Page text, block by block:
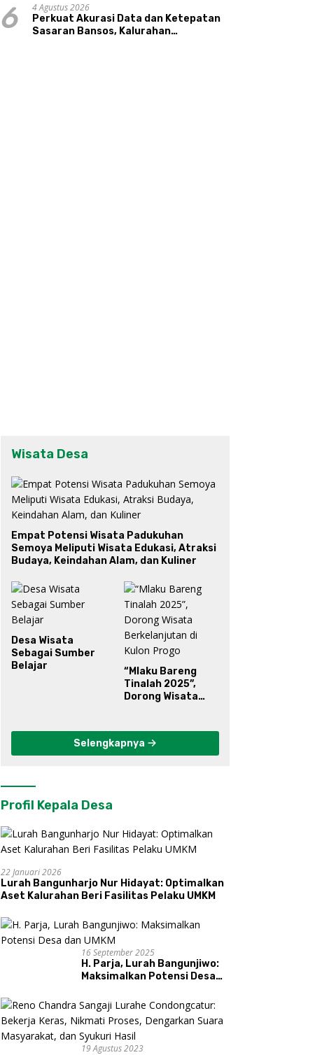
Sakinah Adalah Agama
6
4 Agustus 2026
Perkuat Akurasi Data dan Ketepatan
Sasaran Bansos, Kalurahan
Wisata Desa
Empat Potensi Wisata Padukuhan
Semoya Meliputi Wisata Edukasi, Atraksi
Budaya, Keindahan Alam, dan Kuliner
Desa Wisata
Sebagai Sumber
Belajar
“Mlaku Bareng
Tinalah 2025”,
Dorong Wisata
Selengkapnya
Profil Kepala Desa
22 Januari 2026
Lurah Bangunharjo Nur Hidayat: Optimalkan
Aset Kalurahan Beri Fasilitas Pelaku UMKM
16 September 2025
H. Parja, Lurah Bangunjiwo:
Maksimalkan Potensi Desa
19 Agustus 2023